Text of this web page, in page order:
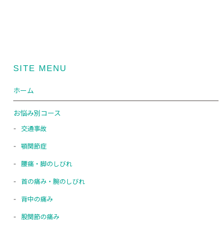
SITE MENU
ホーム
お悩み別コース
交通事故
顎関節症
腰痛・脚のしびれ
首の痛み・腕のしびれ
背中の痛み
股関節の痛み